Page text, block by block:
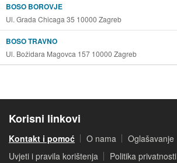
BOSO BOROVJE
Ul. Grada Chicaga 35 10000 Zagreb
BOSO TRAVNO
Ul. Božidara Magovca 157 10000 Zagreb
Korisni linkovi
Kontakt i pomoć O nama
Oglašavanje
Uvjeti i pravila korištenja
Politika privatnosti